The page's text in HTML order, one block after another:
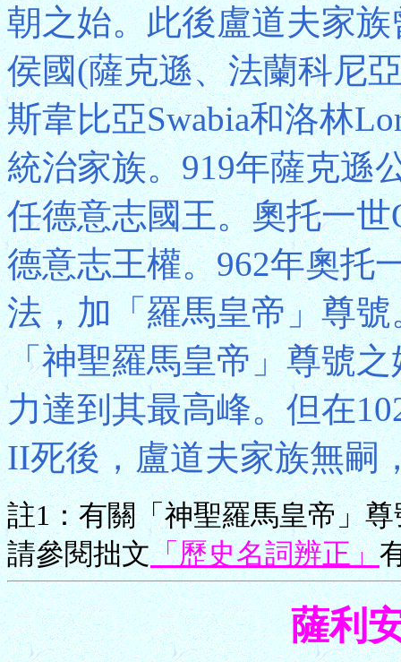
朝之始。此後盧道夫家
侯國(薩克遜、法蘭科尼
斯韋比亞Swabia和洛林
統治家族。919年薩克遜
任德意志國王。奧托一
德意志王權。962年奧托
法，加「羅馬皇帝」尊
「神聖羅馬皇帝」尊號
力達到其最高峰。但在
II死後，盧道夫家族無嗣
註1：有關「神聖羅馬皇帝」
請參閱拙文「歷史名詞辨正」
薩利